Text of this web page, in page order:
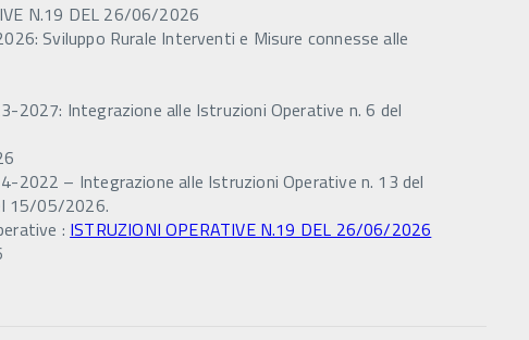
N.19 DEL 26/06/2026
Sviluppo Rurale Interventi e Misure connesse alle
2027: Integrazione alle Istruzioni Operative n. 6 del
2022 – Integrazione alle Istruzioni Operative n. 13 del
15/05/2026.
: ISTRUZIONI OPERATIVE N.19 DEL 26/06/2026